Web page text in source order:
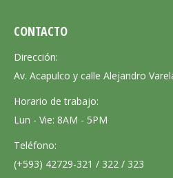
CONTACTO
Dirección:
Av. Acapulco y calle Alejandro
Horario de trabajo:
Lun - Vie: 8AM - 5PM
Teléfono:
(+593) 42729-321 / 322 / 323